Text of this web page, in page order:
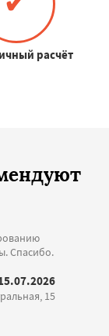
расчёт
Спасибо.
15